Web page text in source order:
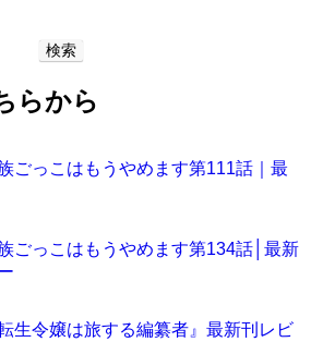
検索
らから
ごっこはもうやめます第111話｜最
ごっこはもうやめます第134話│最新
生令嬢は旅する編纂者』最新刊レビ